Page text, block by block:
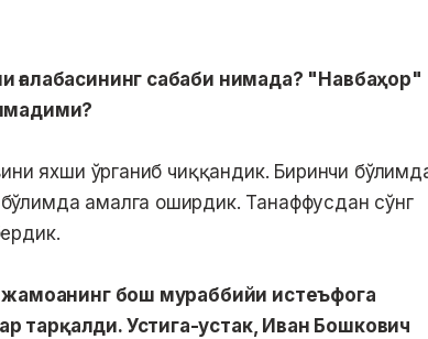
ғалабасининг сабаби нимада? "Навбаҳор"
яхши ўрганиб чиққандик. Биринчи
амалга оширдик. Танаффусдан сўнг
жамоанинг бош мураббийи истеъфога
тарқалди. Устига-устак, Иван Бошкович